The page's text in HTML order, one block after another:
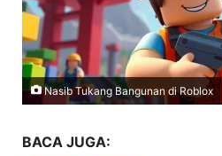
Nasib Tukang Bangunan di Roblox
BACA JUGA: